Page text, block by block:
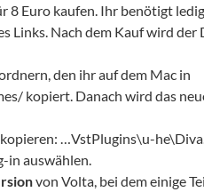
Euro kaufen. Ihr benötigt
Links. Nach dem Kauf wird
den ihr auf dem Mac in
kopiert. Danach wird das
…VstPlugins\u-
in auswählen.
von Volta, bei dem einige